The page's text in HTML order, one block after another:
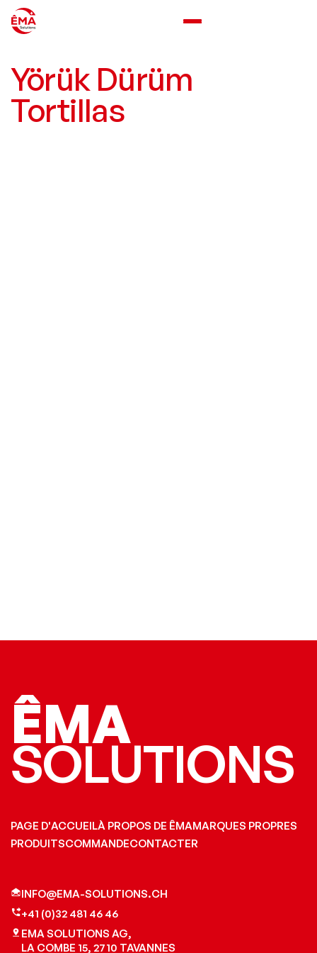
Yörük Dürüm
Tortillas
ÊMA
SOLUTIONS
PAGE D'ACCUEILÀ PROPOS DE ÊMAMARQUES PROPRES
PRODUITSCOMMANDECONTACTER
INFO@EMA-SOLUTIONS.CH
+41 (0)32 481 46 46
EMA SOLUTIONS AG,
LA COMBE 15, 2710 TAVANNES